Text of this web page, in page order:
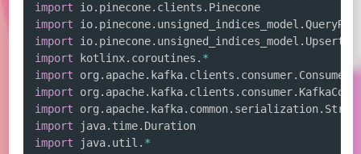
import io. pinecone. clients .
Pinecone
import io. pinecone. unsigned_indices_model .
import io. pinecone. unsigned_indices_model .
import kotlinx. coroutines . *
import org . apache. kafka. clients . consumer.
import org . apache. kafka. clients . consumer.
import org . apache. kafka. common. serialization.
import java. time.
Duration
import java. util . *